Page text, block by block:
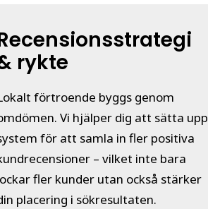
rykte
förtroende byggs genom
Vi hjälper dig att sätta upp
för att samla in fler positiva
– vilket inte bara
fler kunder utan också stärker
placering i sökresultaten.